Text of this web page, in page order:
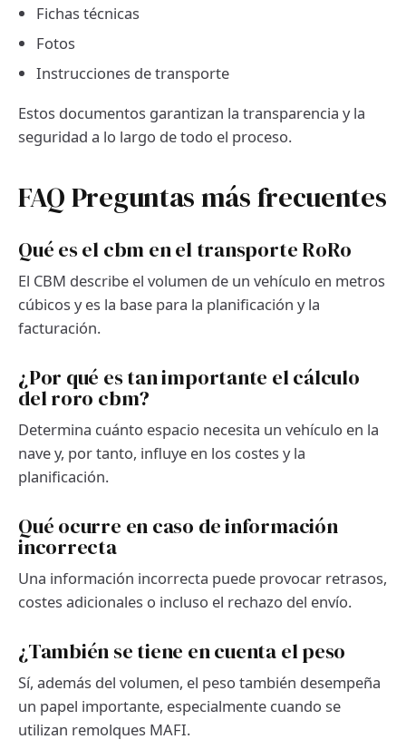
Fichas técnicas
Fotos
Instrucciones de transporte
Estos documentos garantizan la transparencia y la
seguridad a lo largo de todo el proceso.
FAQ Preguntas más frecuentes
Qué es el cbm en el transporte RoRo
El CBM describe el volumen de un vehículo en metros
cúbicos y es la base para la planificación y la
facturación.
¿Por qué es tan importante el cálculo
del roro cbm?
Determina cuánto espacio necesita un vehículo en la
nave y, por tanto, influye en los costes y la
planificación.
Qué ocurre en caso de información
incorrecta
Una información incorrecta puede provocar retrasos,
costes adicionales o incluso el rechazo del envío.
¿También se tiene en cuenta el peso
Sí, además del volumen, el peso también desempeña
un papel importante, especialmente cuando se
utilizan remolques MAFI.